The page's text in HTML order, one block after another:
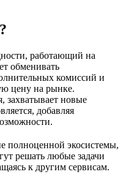
работающий на
обменивать
комиссий и
цену на рынке.
захватывает новые
добавляя
полноценной экосистемы,
решать любые задачи
к другим сервисам.